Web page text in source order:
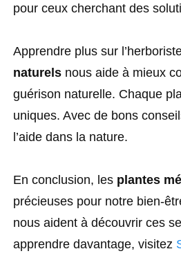
pour ceux cherchant des
Apprendre plus sur
naturels nous aide à mieux
guérison naturelle. Chaque
uniques. Avec de bons
l’aide dans la nature.
En conclusion, les plantes
précieuses pour notre bien-
nous aident à découvrir ces
apprendre davantage, visitez